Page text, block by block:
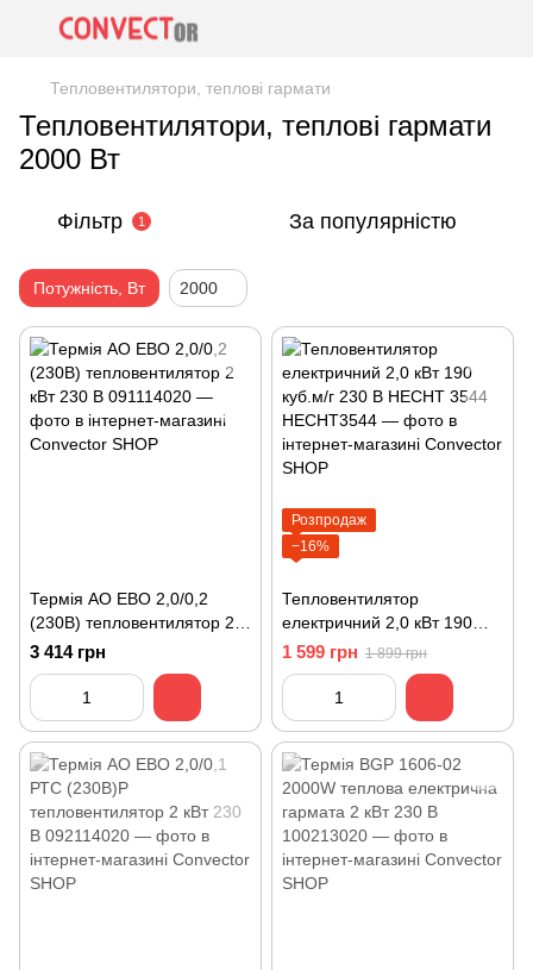
Тепловентилятори, теплові гармати
Тепловентилятори, теплові гармати
2000 Вт
Фільтр 1 За популярністю
Потужність, Вт 2000
Термія АО ЕВО 2,0/0,2
(230В) тепловентилятор 2
кВт 230 В
3 414 грн
Розпродаж
−16%
Тепловентилятор
електричний 2,0 кВт 190
куб.м/г 230 В HECHT 3544
1 599 грн 1 899 грн